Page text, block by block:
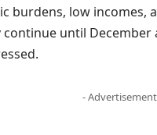
burdens, low incomes,
until
-